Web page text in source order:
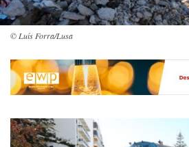
© Luís Forra/Lusa